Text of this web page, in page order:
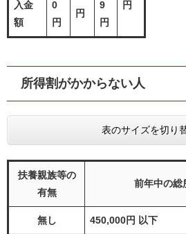
入金
額
0
円
円
9
円
円
所得割がかからない人
表のサイズを切り
扶養親族等の
有無
前年中の総
無し 450,000円 以下